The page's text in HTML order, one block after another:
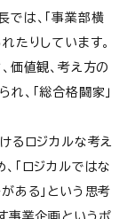
では、「事業部横
たりしています。
価値観、考え方の
、「総合格闘家」
るロジカルな考え
「ロジカルではな
ある」という思考
事業企画というポ